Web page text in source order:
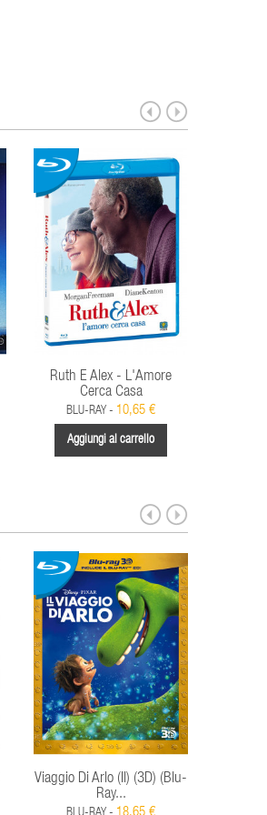
Ruth E Alex - L'Amore
Cerca Casa
BLU-RAY - 10,65 €
Aggiungi al carrello
Viaggio Di Arlo (Il) (3D) (Blu-
Ray...